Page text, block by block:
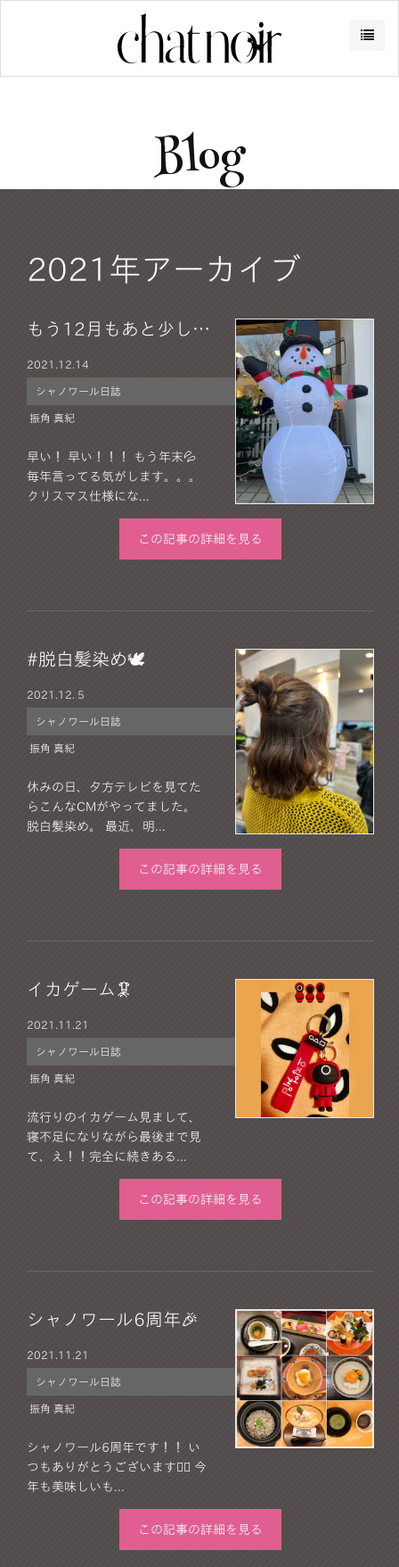
Blog
2021年アーカイブ
もう12月もあと少し…
2021. 12.14
シャノワール日誌
振角 真紀
早い！ 早い！！！ もう年末💦
毎年言ってる気がします。。。
クリスマス仕様にな...
この記事の詳細を見る
#脱白髪染め🕊
2021. 12. 5
シャノワール日誌
振角 真紀
休みの日、夕方テレビを見てた
らこんなCMがやってました。
脱白髪染め。 最近、明...
この記事の詳細を見る
イカゲーム🦑
2021. 11.21
シャノワール日誌
振角 真紀
流行りのイカゲーム見まして、
寝不足になりながら最後まで見
て、え！！完全に続きある...
この記事の詳細を見る
シャノワール6周年🎉
2021. 11.21
シャノワール日誌
振角 真紀
シャノワール6周年です！！ い
つもありがとうございます🙇‍♀️ 今
年も美味しいも...
この記事の詳細を見る